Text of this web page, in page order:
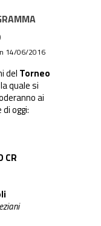
14/06/2016
del Torneo
quale si
ai
oggi:
CR